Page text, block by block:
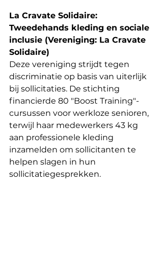
La Cravate Solidaire:
Tweedehands kleding en sociale
inclusie (Vereniging: La Cravate
Solidaire)
Deze vereniging strijdt tegen
discriminatie op basis van uiterlijk
bij sollicitaties. De stichting
financierde 80 "Boost Training"-
cursussen voor werkloze senioren,
terwijl haar medewerkers 43 kg
aan professionele kleding
inzamelden om sollicitanten te
helpen slagen in hun
sollicitatiegesprekken.